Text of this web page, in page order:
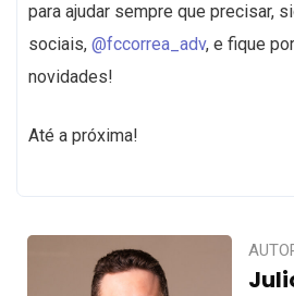
para ajudar sempre que precisar,
sociais, @fccorrea_adv, e fique
novidades!
Até a próxima!